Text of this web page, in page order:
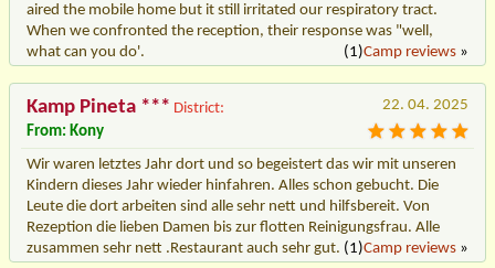
aired the mobile home but it still irritated our respiratory tract.
When we confronted the reception, their response was "well,
what can you do'.
(1)Camp reviews »
Kamp Pineta *** District:
22. 04. 2025
From: Kony
Wir waren letztes Jahr dort und so begeistert das wir mit unseren
Kindern dieses Jahr wieder hinfahren. Alles schon gebucht. Die
Leute die dort arbeiten sind alle sehr nett und hilfsbereit. Von
Rezeption die lieben Damen bis zur flotten Reinigungsfrau. Alle
zusammen sehr nett .Restaurant auch sehr gut. (1)Camp reviews »